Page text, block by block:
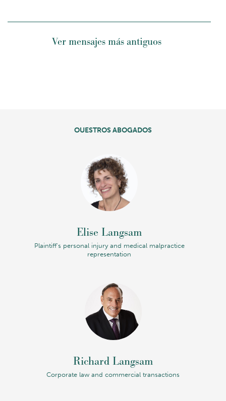
Ver mensajes más antiguos
OUESTROS ABOGADOS
Elise Langsam
Plaintiff's personal injury and medical malpractice
representation
Richard Langsam
Corporate law and commercial transactions